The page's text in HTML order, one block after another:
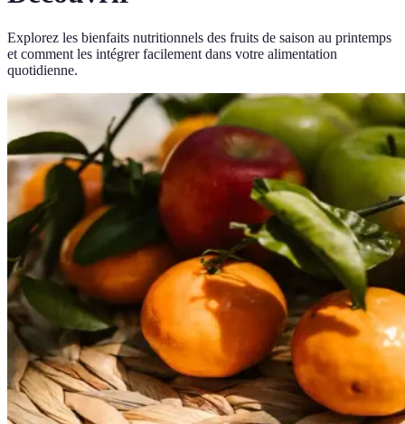
Explorez les bienfaits nutritionnels des fruits de saison au printemps
et comment les intégrer facilement dans votre alimentation
quotidienne.